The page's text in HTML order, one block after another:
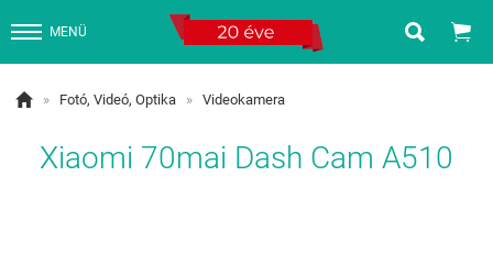
MENÜ  
 » Fotó, Videó, Optika » Videokamera
Xiaomi 70mai Dash Cam A510